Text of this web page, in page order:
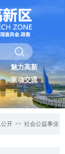
魅力高新
互动交流
开 >> 社会公益事业